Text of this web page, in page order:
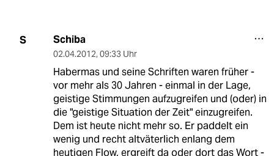
S Schiba
02.04.2012, 09:33 Uhr
Habermas und seine Schriften waren früher -
vor mehr als 30 Jahren - einmal in der Lage,
geistige Stimmungen aufzugreifen und (oder) in
die "geistige Situation der Zeit" einzugreifen.
Dem ist heute nicht mehr so. Er paddelt ein
wenig und recht altväterlich enlang dem
heutigen Flow, ergreift da oder dort das Wort -